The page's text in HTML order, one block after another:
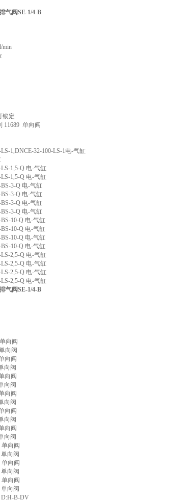
气阀SE-1/4-B
min
锁定
11689 单向阀
1,DNCE-32-100-LS-1电-气缸
LS-1,5-Q 电-气缸
LS-1,5-Q 电-气缸
BS-3-Q 电-气缸
BS-3-Q 电-气缸
BS-3-Q 电-气缸
BS-3-Q 电-气缸
BS-10-Q 电-气缸
BS-10-Q 电-气缸
BS-10-Q 电-气缸
BS-10-Q 电-气缸
LS-2,5-Q 电-气缸
LS-2,5-Q 电-气缸
LS-2,5-Q 电-气缸
LS-2,5-Q 电-气缸
气阀SE-1/4-B
向阀
向阀
向阀
向阀
向阀
向阀
向阀
向阀
向阀
向阀
向阀
向阀
单向阀
单向阀
单向阀
单向阀
单向阀
单向阀
B-DV